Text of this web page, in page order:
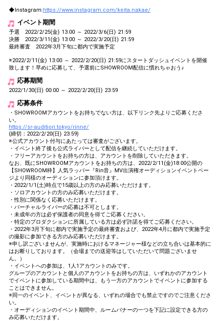
◆Instagram:https://www.instagram.com/keita.nakae/
イベント期間
予選 2022/2/25(金) 13:00 ～ 2022/3/6(日) 21:59
決勝 2022/3/11(金) 13:00 ～ 2022/3/20(日) 21:59
最終審査 2022年3月下旬に都内で実施予定
※2022/2/11(金) 13:00 ～ 2022/2/20(日) 21:59にスタートダッシュイベントを開催
致します！早めに応募して、予選前にSHOWROOM配信に慣れちゃおう♪
応募期間
2022/1/30(日) 00:00 ～ 2022/2/20(日) 23:59
応募条件
・SHOWROOMアカウントをお持ちでない方は、以下リンク先よりご応募くださ
い。
https://sr-audition.tokyo/rinne/
(締切：2022/2/20(日) 23:59)
※公式アカウント付与にあたっては審査がございます。
・イベント終了後も公式ライバーとして配信を継続していただけます。
・フリーアカウントをお持ちの方は、アカウントを削除していただきます。
なお、既にSHOWROOMアカウントをお持ちの方は、2022/2/11(金)18:00公開の
【SHOWROOM枠】人気ラッパー『Rin音』MV出演権オーディションイベントペー
ジより同様のオーディションに参加頂けます。
・2022/1/1(土)時点で15歳以上の方のみ応募いただけます。
・ソロアカウントの方のみ応募いただけます。
・性別に関係なく応募いただけます。
・バーチャルライバーの応募は不可とします。
・未成年の方は必ず保護者の同意を得てご応募ください。
・特定のプロダクションに所属している方は必ず許諾を得てご応募ください。
・2022年3月下旬に都内で実施予定の最終審査および、2022年4月に都内で実施予定
の撮影に参加できる方のみ応募いただけます。
※申し訳ございませんが、実施時におけるマネージャー様などの立ち合いは基本的に
はお断りしております。（会場までの送迎等はしていただいて問題ございませ
ん。）
・イベントへの参加は、1人1アカウントのみです。
グループのアカウントと個人のアカウントをお持ちの方は、いずれかのアカウント
でイベントに参加している期間中は、もう一方のアカウントでイベントに参加する
ことはできません。
※同一のイベント、イベントが異なる、いずれの場合でも禁止ですのでご注意くださ
い。
・オーディションのイベント期間中、ルームバナーの一つを下記に設定できる方の
み応募いただけます。